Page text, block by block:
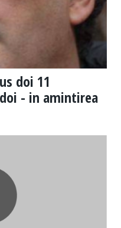
doi 11
- in amintirea